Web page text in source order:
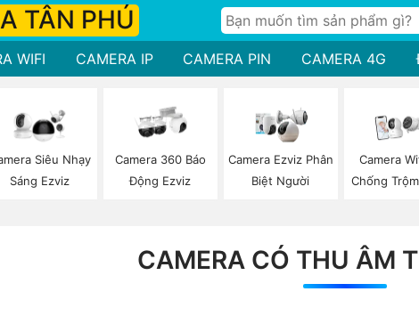
TÂN PHÚ
WIFI CAMERA IP CAMERA PIN CAMERA 4G
Siêu Nhạy
Sáng Ezviz
Camera 360 Báo
Động Ezviz
Camera Ezviz Phân
Biệt Người
Camera
Chống
CAMERA CÓ THU ÂM